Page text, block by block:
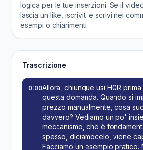
logica per le tue inserzioni. Se il
lascia un like, iscriviti e scrivi nei
esempi o chiarimenti.
Trascrizione
0:00Allora, chiunque usi HGR
questa domanda. Quando si
prezzo manualmente, cosa
davvero? Vediamo un po'
meccanismo, che è
spesso, diciamocelo, viene
Facciamo un esempio pratico.